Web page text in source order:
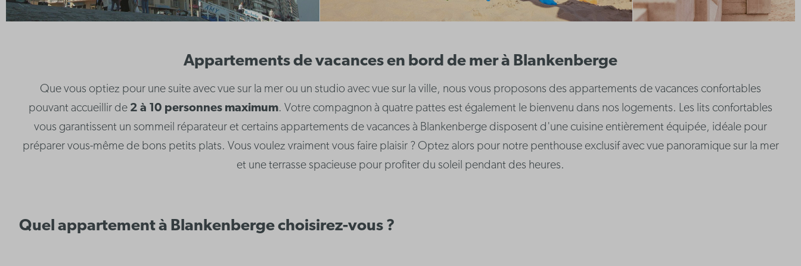
Appartements de vacances en bord de mer à Blankenberge
Que vous optiez pour une suite avec vue sur la mer ou un studio avec vue sur la ville, nous vous proposons des appartements de vacances confortables
pouvant accueillir de 2 à 10 personnes maximum. Votre compagnon à quatre pattes est également le bienvenu dans nos logements. Les lits confortables
vous garantissent un sommeil réparateur et certains appartements de vacances à Blankenberge disposent d'une cuisine entièrement équipée, idéale pour
préparer vous-même de bons petits plats. Vous voulez vraiment vous faire plaisir ? Optez alors pour notre penthouse exclusif avec vue panoramique sur la mer
et une terrasse spacieuse pour profiter du soleil pendant des heures.
Quel appartement à Blankenberge choisirez-vous ?